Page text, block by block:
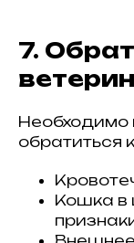
7.
Необходимо
обратиться
Кошка в